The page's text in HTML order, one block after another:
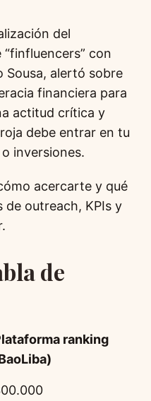
del
con
Sousa, alertó sobre
financiera para
actitud crítica y
debe entrar en tu
inversiones.
acercarte y qué
de outreach, KPIs y
de
ranking